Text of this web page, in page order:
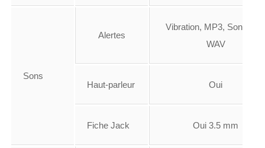
Sons
Alertes
Vibration, MP3,
WAV
Haut-parleur Oui
Fiche Jack Oui 3.5 mm